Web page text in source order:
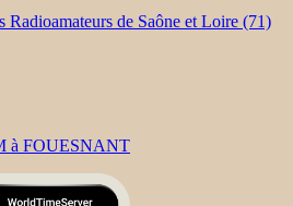
Radioamateurs de Saône et Loire (71)
à FOUESNANT